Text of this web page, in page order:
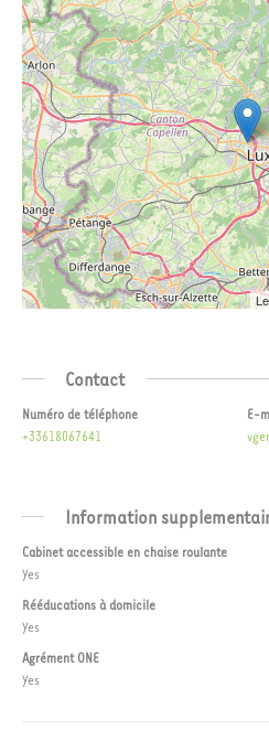
Contact
Numéro de téléphone
+33618067641
E-
Information
Cabinet accessible en chaise roulante
Yes
Rééducations à domicile
Yes
Agrément ONE
Yes